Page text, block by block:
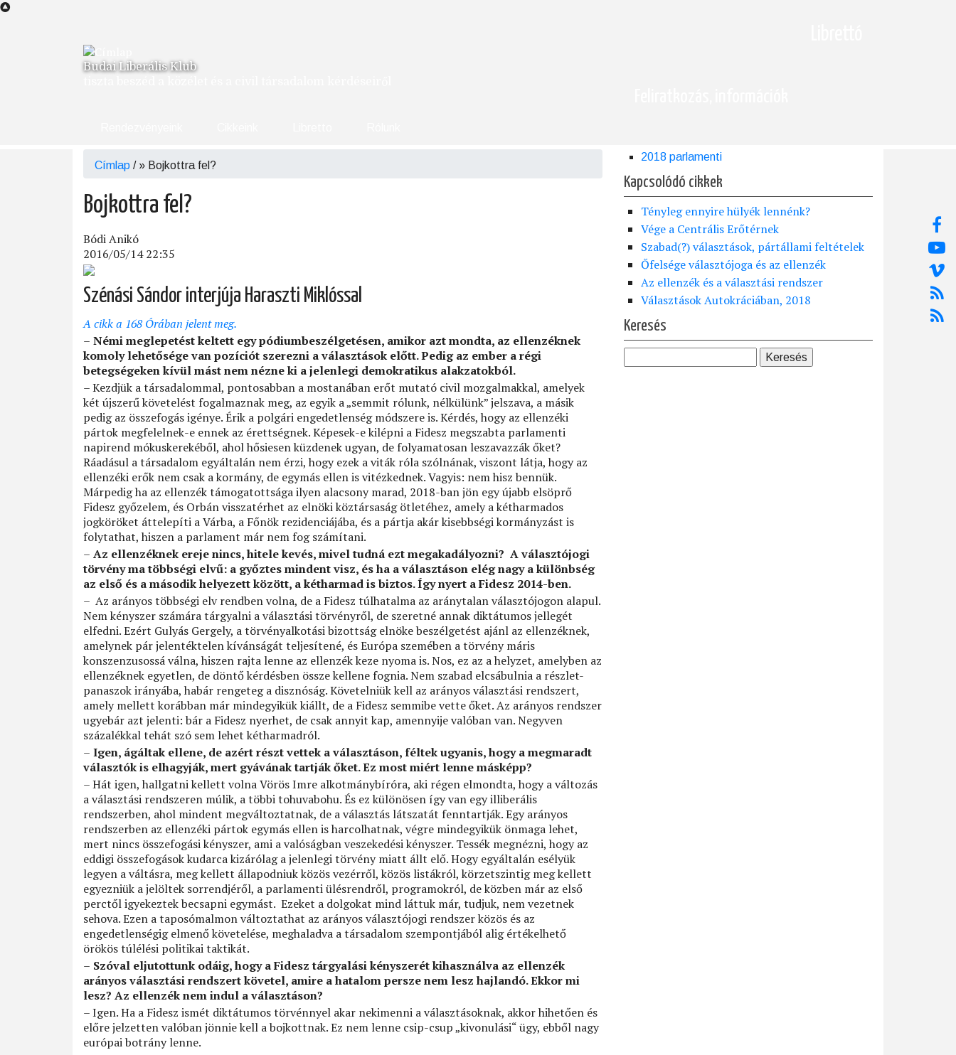
Ugrás
Budai Liberális Klub
Morzsa
Címlap / Bojkottra fel?
Bojkottra fel?
Bódi Anikó
2016/05/14 22:35
Szénási Sándor interjúja Haraszti Miklóssal
A cikk a 168 Órában jelent meg.
– Némi meglepetést keltett egy pódiumbeszélgetésen, amikor azt mondta, az ellenzéknek
komoly lehetősége van pozíciót szerezni a választások előtt. Pedig az ember a régi
betegségeken kívül mást nem nézne ki a jelenlegi demokratikus alakzatokból.
– Kezdjük a társadalommal, pontosabban a mostanában erőt mutató civil mozgalmakkal, amelyek
két újszerű követelést fogalmaznak meg, az egyik a „semmit rólunk, nélkülünk” jelszava, a másik
pedig az összefogás igénye. Érik a polgári engedetlenség módszere is. Kérdés, hogy az ellenzéki
pártok megfelelnek-e ennek az érettségnek. Képesek-e kilépni a Fidesz megszabta parlamenti
napirend mókuskerekéből, ahol hősiesen küzdenek ugyan, de folyamatosan leszavazzák őket?
Ráadásul a társadalom egyáltalán nem érzi, hogy ezek a viták róla szólnának, viszont látja, hogy az
ellenzéki erők nem csak a kormány, de egymás ellen is vitézkednek. Vagyis: nem hisz bennük.
Márpedig ha az ellenzék támogatottsága ilyen alacsony marad, 2018-ban jön egy újabb elsöprő
Fidesz győzelem, és Orbán visszatérhet az elnöki köztársaság ötletéhez, amely a kétharmados
jogköröket áttelepíti a Várba, a Főnök rezidenciájába, és a pártja akár kisebbségi kormányzást is
folytathat, hiszen a parlament már nem fog számítani.
– Az ellenzéknek ereje nincs, hitele kevés, mivel tudná ezt megakadályozni? A választójogi
törvény ma többségi elvű: a győztes mindent visz, és ha a választáson elég nagy a különbség
az első és a második helyezett között, a kétharmad is biztos. Így nyert a Fidesz 2014-ben.
– Az arányos többségi elv rendben volna, de a Fidesz túlhatalma az aránytalan választójogon alapul.
Nem kényszer számára tárgyalni a választási törvényről, de szeretné annak diktátumos jellegét
elfedni. Ezért Gulyás Gergely, a törvényalkotási bizottság elnöke beszélgetést ajánl az ellenzéknek,
amelynek pár jelentéktelen kívánságát teljesítené, és Európa szemében a törvény máris
konszenzusossá válna, hiszen rajta lenne az ellenzék keze nyoma is. Nos, ez az a helyzet, amelyben az
ellenzéknek egyetlen, de döntő kérdésben össze kellene fognia. Nem szabad elcsábulnia a részlet-
panaszok irányába, habár rengeteg a disznóság. Követelniük kell az arányos választási rendszert,
amely mellett korábban már mindegyikük kiállt, de a Fidesz semmibe vette őket. Az arányos rendszer
ugyebár azt jelenti: bár a Fidesz nyerhet, de csak annyit kap, amennyije valóban van. Negyven
százalékkal tehát szó sem lehet kétharmadról.
– Igen, ágáltak ellene, de azért részt vettek a választáson, féltek ugyanis, hogy a megmaradt
választók is elhagyják, mert gyávának tartják őket. Ez most miért lenne másképp?
– Hát igen, hallgatni kellett volna Vörös Imre alkotmánybíróra, aki régen elmondta, hogy a változás
a választási rendszeren múlik, a többi tohuvabohu. És ez különösen így van egy illiberális
rendszerben, ahol mindent megváltoztatnak, de a választás látszatát fenntartják. Egy arányos
rendszerben az ellenzéki pártok egymás ellen is harcolhatnak, végre mindegyikük önmaga lehet,
mert nincs összefogási kényszer, ami a valóságban veszekedési kényszer. Tessék megnézni, hogy az
eddigi összefogások kudarca kizárólag a jelenlegi törvény miatt állt elő. Hogy egyáltalán esélyük
legyen a váltásra, meg kellett állapodniuk közös vezérről, közös listákról, körzetszintig meg kellett
egyezniük a jelöltek sorrendjéről, a parlamenti ülésrendről, programokról, de közben már az első
perctől igyekeztek becsapni egymást. Ezeket a dolgokat mind láttuk már, tudjuk, nem vezetnek
sehova. Ezen a taposómalmon változtathat az arányos választójogi rendszer közös és az
engedetlenségig elmenő követelése, meghaladva a társadalom szempontjából alig értékelhető
örökös túlélési politikai taktikát.
– Szóval eljutottunk odáig, hogy a Fidesz tárgyalási kényszerét kihasználva az ellenzék
arányos választási rendszert követel, amire a hatalom persze nem lesz hajlandó. Ekkor mi
lesz? Az ellenzék nem indul a választáson?
– Igen. Ha a Fidesz ismét diktátumos törvénnyel akar nekimenni a választásoknak, akkor hihetően és
előre jelzetten valóban jönnie kell a bojkottnak. Ez nem lenne csip-csup „kivonulási“ ügy, ebből nagy
európai botrány lenne.
2018 parlamenti
Kapcsolódó cikkek
Tényleg ennyire hülyék lennénk?
Vége a Centrális Erőtérnek
Szabad(?) választások, pártállami feltételek
Őfelsége választójoga és az ellenzék
Az ellenzék és a választási rendszer
Választások Autokráciában, 2018
Keresés